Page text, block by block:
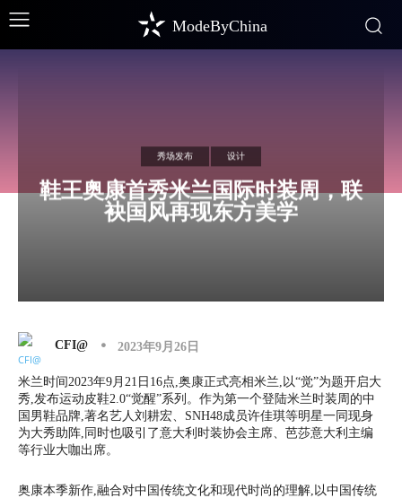
ModeByChina
秀场发布 设计
鞋王奥康首秀米兰国际时装周，联
袂国风再现东方美学
CFI@ 2023年9月26日
米兰时间2023年9月21日16点,奥康正式亮相米兰,以“觉”为题开启大
秀,发布运动皮鞋2.0“觉醒”系列。作为第一个登陆米兰时装周的中
国男鞋品牌,著名艺人刘耕宏、SNH48成员许佳琪等明星一同现身
为大秀助阵,同时也吸引了意大利时装协会主席、芭莎意大利主编
等行业大咖出席。
奥康本季新作,融合对中国传统文化和现代时尚的理解,以中国传统